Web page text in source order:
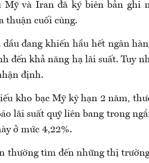
và Iran đã ký biên bản ghi
thuận cuối cùng.
đang khiến hầu hết ngân
đến khả năng hạ lãi suất. Tuy
định.
kho bạc Mỹ kỳ hạn 2 năm,
lãi suất quỹ liên bang trong
ở mức 4,22%.
thường tìm đến những thị